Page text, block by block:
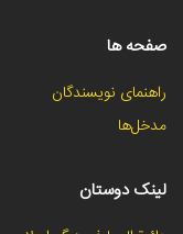
صفحه ها
راهنمای نویسندگان
مدخل‌ها
لینک دوستان